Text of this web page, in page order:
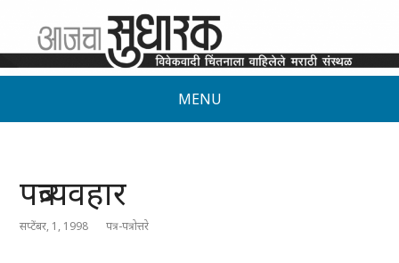
MENU
पत्रव्यवहार
सप्टेंबर, 1, 1998 पत्र-पत्रोत्तरे